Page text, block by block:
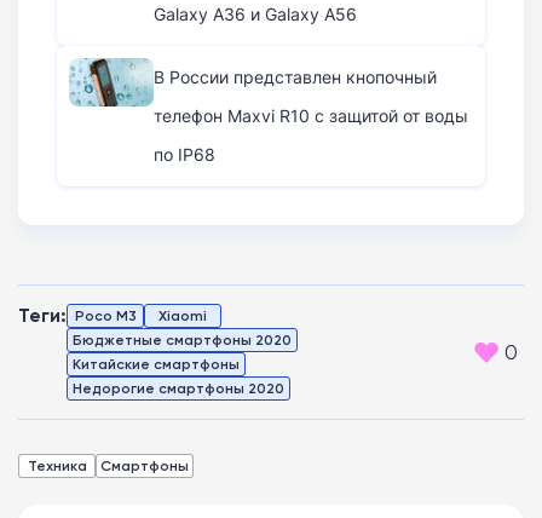
Galaxy A36 и Galaxy A56
В России представлен кнопочный
телефон Maxvi R10 с защитой от воды
по IP68
Теги: Poco M3
Xiaomi
Бюджетные смартфоны 2020
Китайские смартфоны
Недорогие смартфоны 2020
0
Техника Смартфоны